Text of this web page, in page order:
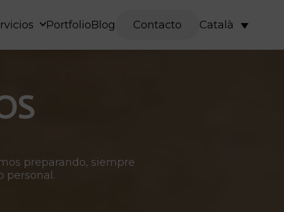
PortfolioBlog Contacto Català
preparando, siempre
personal .